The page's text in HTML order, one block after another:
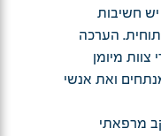
חשיבות
הערכה
מיומן
ואת אנשי
מרפאתי